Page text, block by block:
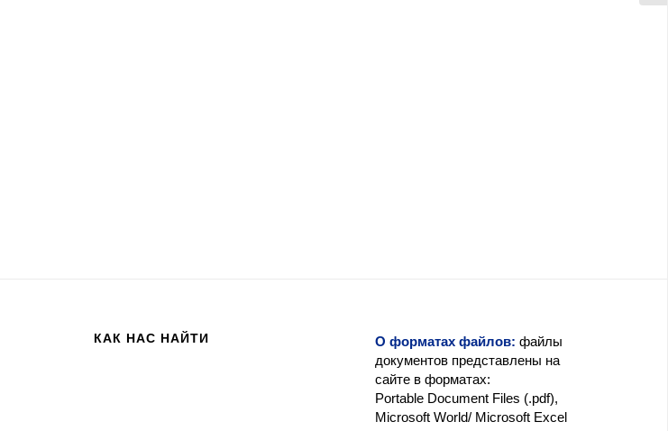
КАК НАС НАЙТИ О форматах файлов: файлы
документов представлены на
сайте в форматах:
Portable Document Files (.pdf),
Microsoft World/ Microsoft Excel